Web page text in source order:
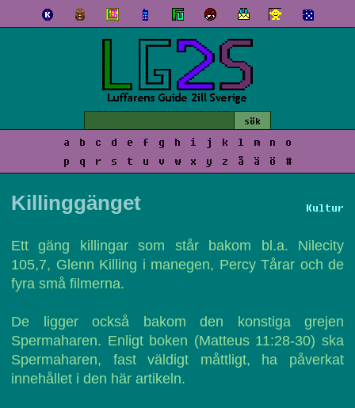
a b c d e f g h i j k l m n
o
p
q r s t u v w x y z å ä ö #
Kultur
Killinggänget
Ett gäng killingar som står bakom bl.a. Nilecity
105,7, Glenn Killing i manegen, Percy Tårar och de
fyra små filmerna.
De ligger också bakom den konstiga grejen
Spermaharen. Enligt boken (Matteus 11:28-30) ska
Spermaharen, fast väldigt måttligt, ha påverkat
innehållet i den här artikeln.